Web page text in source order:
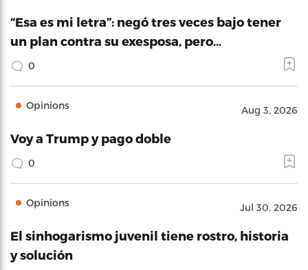
“Esa es mi letra”: negó tres veces bajo tener
un plan contra su exesposa, pero…
0
Opinions Aug 3, 2026
Voy a Trump y pago doble
0
Opinions Jul 30, 2026
El sinhogarismo juvenil tiene rostro, historia
y solución